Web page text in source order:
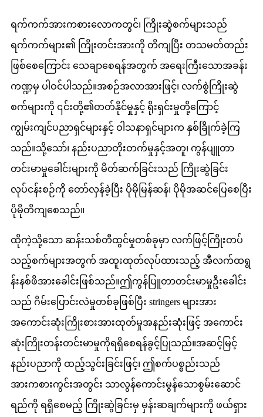
ရက်ကက်အားကစားလောကတွင်၊ ကြိုးဆွဲစက်များသည်
ရက်ကက်များ၏ ကြိုးတင်းအားကို တိကျပြီး တသမတ်တည်း
ဖြစ်စေကြောင်း သေချာစေရန်အတွက် အရေးကြီးသောအခန်း
ကဏ္ဍမှ ပါဝင်ပါသည်။အစဉ်အလာအားဖြင့်၊ လက်စွဲကြိုးဆွဲ
စက်များကို ၎င်းတို့၏တတ်နိုင်မှုနှင့် ရိုးရှင်းမှုတို့ကြောင့်
ကျွမ်းကျင်ပညာရှင်များနှင့် ဝါသနာရှင်များက နှစ်ခြိုက်ခဲ့ကြ
သည်။သို့သော်၊ နည်းပညာတိုးတက်မှုနှင့်အတူ၊ ကွန်ပျူတာ
တင်းမာမှုခေါင်းများကို မိတ်ဆက်ခြင်းသည် ကြိုးဆွဲခြင်း
လုပ်ငန်းစဉ်ကို တော်လှန်ခဲ့ပြီး ပိုမိုမြန်ဆန်၊ ပိုမိုအဆင်ပြေစေပြီး
ပိုမိုတိကျစေသည်။
ထိုကဲ့သို့သော ဆန်းသစ်တီထွင်မှုတစ်ခုမှာ လက်ဖြင့်ကြိုးတပ်
သည့်စက်များအတွက် အထူးထုတ်လုပ်ထားသည့် အီလက်ထရွ
န်းနစ်ဖိအားခေါင်းဖြစ်သည်။ဤကွန်ပြူတာတင်းမာမှုဦးခေါင်း
သည် ဂိမ်းပြောင်းလဲမှုတစ်ခုဖြစ်ပြီး stringers များအား
အကောင်းဆုံးကြိုးစားအားထုတ်မှုအနည်းဆုံးဖြင့် အကောင်း
ဆုံးကြိုးတန်းတင်းမာမှုကိုရရှိစေရန်ခွင့်ပြုသည်။အဆင့်မြင့်
နည်းပညာကို ထည့်သွင်းခြင်းဖြင့်၊ ဤစက်ပစ္စည်းသည်
အားကစားကွင်းအတွင်း သာလွန်ကောင်းမွန်သောစွမ်းဆောင်
ရည်ကို ရရှိစေမည့် ကြိုးဆွဲခြင်းမှ မှန်းဆချက်များကို ဖယ်ရှား